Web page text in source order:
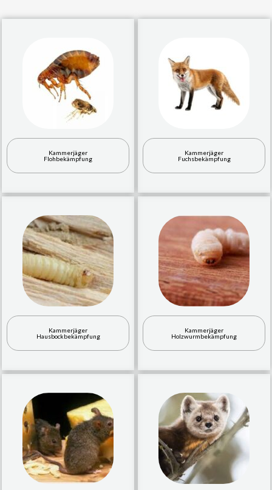
Kammerjäger
Flohbekämpfung
Kammerjäger
Fuchsbekämpfung
Kammerjäger
Hausbockbekämpfung
Kammerjäger
Holzwurmbekämpfung